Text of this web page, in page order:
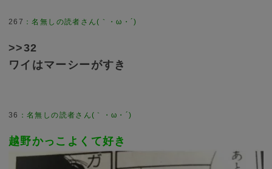
267
>>32
ワイはマーシーがすき
36
越野かっこよくて好き